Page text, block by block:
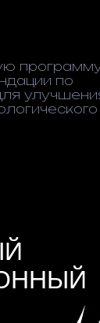
по